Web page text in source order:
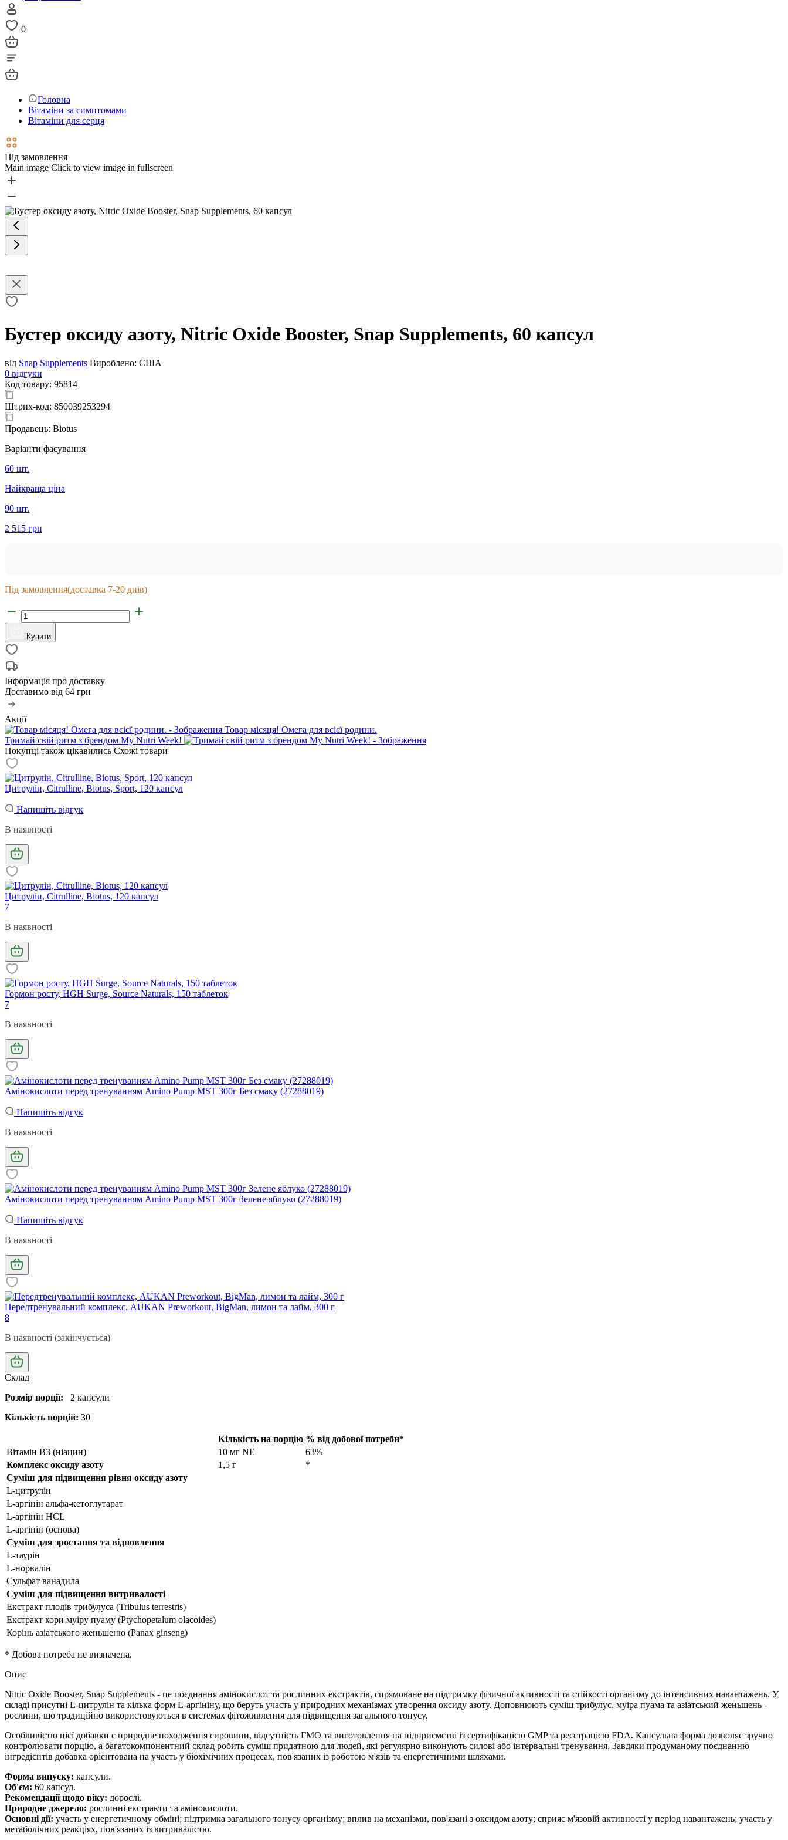
0
Головна
Вітаміни за симптомами
Вітаміни для серця
Під замовлення
Main image Click to view image in fullscreen
Бустер оксиду азоту, Nitric Oxide Booster, Snap Supplements, 60 капсул
від Snap Supplements Вироблено: США
0 відгуки
Код товару: 95814
Штрих-код: 850039253294
Продавець: Biotus
Варіанти фасування
60 шт.
Найкраща ціна
90 шт.
2 515 грн
Під замовлення(доставка 7-20 днів)
Купити
Інформація про доставку
Доставимо від 64 грн
Акції
Товар місяця! Омега для всієї родини.
Тримай свій ритм з брендом My Nutri Week!
Покупці також цікавились Схожі товари
Цитрулін, Citrulline, Biotus, Sport, 120 капсул
Напишіть відгук
В наявності
Цитрулін, Citrulline, Biotus, 120 капсул
7
В наявності
Гормон росту, HGH Surge, Source Naturals, 150 таблеток
7
В наявності
Амінокислоти перед тренуванням Amino Pump MST 300г Без смаку (27288019)
Напишіть відгук
В наявності
Амінокислоти перед тренуванням Amino Pump MST 300г Зелене яблуко (27288019)
Напишіть відгук
В наявності
Передтренувальний комплекс, AUKAN Preworkout, BigMan, лимон та лайм, 300 г
8
В наявності (закінчується)
Склад
Розмір порції:
2 капсули
Кількість порцій: 30
Кількість на порцію % від добової потреби*
Вітамін B3 (ніацин)
10 мг NE
63%
Комплекс оксиду азоту
1,5 г
*
Суміш для підвищення рівня оксиду азоту
L-цитрулін
L-аргінін альфа-кетоглутарат
L-аргінін HCL
L-аргінін (основа)
Суміш для зростання та відновлення
L-таурін
L-норвалін
Сульфат ванадила
Суміш для підвищення витривалості
Екстракт плодів трибулуса (Tribulus terrestris)
Екстракт кори муіру пуаму (Ptychopetalum olacoides)
Корінь азіатського женьшеню (Panax ginseng)
* Добова потреба не визначена.
Опис
Nitric Oxide Booster, Snap Supplements - це поєднання амінокислот та рослинних екстрактів, спрямоване на підтримку фізичної активності та стійкості організму до інтенсивних навантажень. У
складі присутні L-цитрулін та кілька форм L-аргініну, що беруть участь у природних механізмах утворення оксиду азоту. Доповнюють суміш трибулус, муіра пуама та азіатський женьшень -
рослини, що традиційно використовуються в системах фітоживлення для підвищення загального тонусу.
Особливістю цієї добавки є природне походження сировини, відсутність ГМО та виготовлення на підприємстві із сертифікацією GMP та реєстрацією FDA. Капсульна форма дозволяє зручно
контролювати порцію, а багатокомпонентний склад робить суміш придатною для людей, які регулярно виконують силові або інтервальні тренування. Завдяки продуманому поєднанню
інгредієнтів добавка орієнтована на участь у біохімічних процесах, пов'язаних із роботою м'язів та енергетичними шляхами.
Форма випуску: капсули.
Об'єм: 60 капсул.
Рекомендації щодо віку: дорослі.
Природне джерело: рослинні екстракти та амінокислоти.
Основні дії: участь у енергетичному обміні; підтримка загального тонусу організму; вплив на механізми, пов'язані з оксидом азоту; сприяє м'язовій активності у період навантажень; участь у
метаболічних реакціях, пов'язаних із витривалістю.